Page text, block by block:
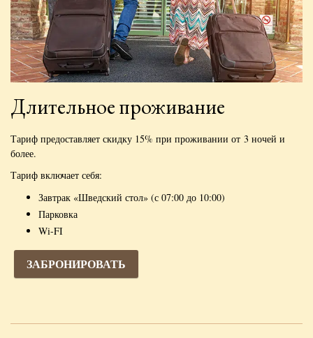
Длительное проживание
Тариф предоставляет скидку 15% при проживании от 3 ночей и
более.
Тариф включает себя:
Завтрак «Шведский стол» (с 07:00 до 10:00)
Парковка
Wi-FI
ЗАБРОНИРОВАТЬ